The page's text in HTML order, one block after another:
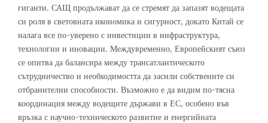
гиганти. САЩ продължават да се стремят да запазят водещата
си роля в световната икономика и сигурност, докато Китай се
налага все по-уверено с инвестиции в инфраструктура,
технологии и иновации. Междувременно, Европейският съюз
се опитва да балансира между трансатлантическото
сътрудничество и необходимостта да засили собствените си
отбранителни способности. Възможно е да видим по-тясна
координация между водещите държави в ЕС, особено във
връзка с научно-техническото развитие и енергийната